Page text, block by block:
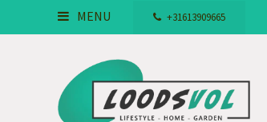
MENU +31613909665